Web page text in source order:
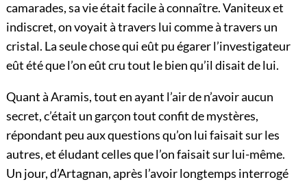
camarades, sa vie était facile à connaître. Vaniteux et
indiscret, on voyait à travers lui comme à travers un
cristal. La seule chose qui eût pu égarer l’investigateur
eût été que l’on eût cru tout le bien qu’il disait de lui.
Quant à Aramis, tout en ayant l’air de n’avoir aucun
secret, c’était un garçon tout confit de mystères,
répondant peu aux questions qu’on lui faisait sur les
autres, et éludant celles que l’on faisait sur lui-même.
Un jour, d’Artagnan, après l’avoir longtemps interrogé